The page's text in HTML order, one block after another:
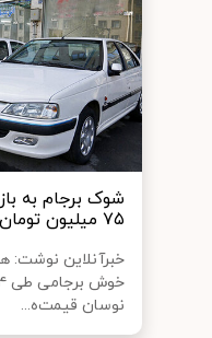
شوک برجام به
۷۵ میلیون تومان ارزان شد
خبرآنلاین نوشت:
نوسان قیمت‌ه...